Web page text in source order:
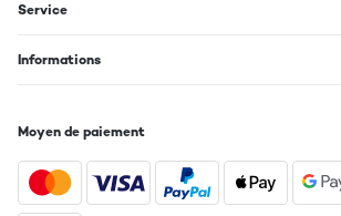
Service
Informations
Moyen de paiement